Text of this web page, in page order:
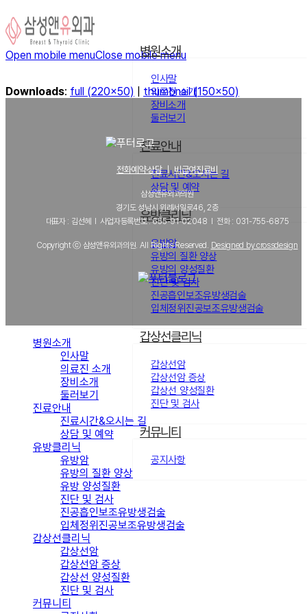
병원소개
인사말
의료진 소개
장비소개
둘러보기
진료안내
진료시간&오시는 길
상담 및 예약
유방클리닉
유방암
유방의 질환 양상
유방의 양성질환
진단 및 검사
진공흡인보조유방생검술
입체정위진공보조유방생검술
갑상선클리닉
갑상선암
갑상선암 증상
갑상선 양성질환
진단 및 검사
커뮤니티
공지사항
Open mobile menuClose mobile menu
Downloads: full (220x50) thumbnail (150x50)
전화예약·상담｜ 비급여진료비
삼성앤유외과의원
경기도 성남시 위례서일로46, 2층
대표자 : 김선혜 l 사업자등록번호 : 655-91-02048 l 전화 : 031-755-6875
Copyright ⓒ 삼성앤유외과의원. All Rights Reserved. Designed by crossdesign
병원소개
인사말
의료진 소개
장비소개
둘러보기
진료안내
진료시간&오시는 길
상담 및 예약
유방클리닉
유방암
유방의 질환 양상
유방 양성질환
진단 및 검사
진공흡인보조유방생검술
입체정위진공보조유방생검술
갑상선클리닉
갑상선암
갑상선암 증상
갑상선 양성질환
진단 및 검사
커뮤니티